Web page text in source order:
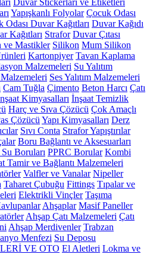
Duvar Stickerları ve Etiketleri
Yapışkanlı Folyolar Çocuk Odası
Odası Duvar Kağıtları Duvar Kağıdı
Kağıtları Strafor Duvar Çıtası
ve Mastikler Silikon Mum Silikon
Kartonpiyer Tavan Kaplama
Malzemeleri Su Yalıtım
Malzemeleri Ses Yalıtım Malzemeleri
Cam Tuğla Çimento Beton Harcı Çatı
Kimyasalları İnşaat Temizlik
Harç ve Sıva Çözücü Çok Amaçlı
Çözücü Yapı Kimyasalları Derz
Sıvı Conta Strafor Yapıştırılar
Boru Bağlantı ve Aksesuarları
Boruları PPRC Borular Kombi
Tamir ve Bağlantı Malzemeleri
Valfler ve Vanalar Nipeller
Taharet Çubuğu Fittings Tıpalar ve
Elektrikli Vinçler Taşıma
Ahşaplar Masif Paneller
Ahşap Çatı Malzemeleri Çatı
Ahşap Merdivenler Trabzan
Menfezi Su Deposu
VE OTO El Aletleri Lokma ve